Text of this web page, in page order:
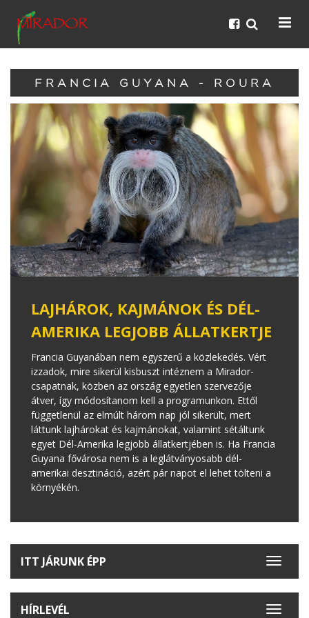
FRANCIA GUYANA - ROURA
LAJHÁROK, KAJMÁNOK ÉS DÉL-
AMERIKA LEGJOBB ÁLLATKERTJE
Francia Guyanában nem egyszerű a közlekedés. Vért
izzadok, mire sikerül kisbuszt intéznem a Mirador-
csapatnak, közben az ország egyetlen szervezője
átver, így módosítanom kell a programunkon. Ettől
függetlenül az elmúlt három nap jól sikerült, mert
láttunk lajhárokat és kajmánokat, valamint sétáltunk
egyet Dél-Amerika legjobb állatkertjében is. Ha Francia
Guyana fővárosa nem is a leglátványosabb dél-
amerikai desztináció, azért pár napot el lehet tölteni a
környékén.
Toggle
ITT JÁRUNK ÉPP
Toggle
HÍRLEVÉL